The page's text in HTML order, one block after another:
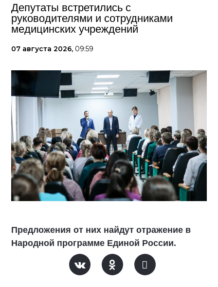
Депутаты встретились с
руководителями и сотрудниками
медицинских учреждений
07 августа 2026, 09:59
Предложения от них найдут отражение в
Народной программе Единой России.